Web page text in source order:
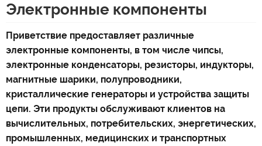
Электронные компоненты
Приветствие предоставляет различные
электронные компоненты, в том числе чипсы,
электронные конденсаторы, резисторы, индукторы,
магнитные шарики, полупроводники,
кристаллические генераторы и устройства защиты
цепи. Эти продукты обслуживают клиентов на
вычислительных, потребительских, энергетических,
промышленных, медицинских и транспортных